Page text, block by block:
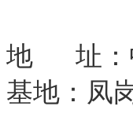
地 址：
基地：凤